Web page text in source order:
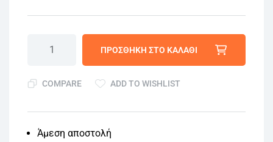
ΠΡΟΣΘΉΚΗ ΣΤΟ ΚΑΛΆΘΙ
COMPARE ADD TO WISHLIST
Άμεση αποστολή